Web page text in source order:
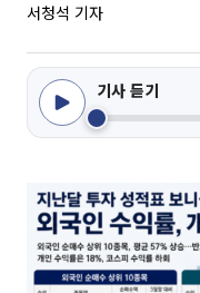
서청석 기자
기사 듣기